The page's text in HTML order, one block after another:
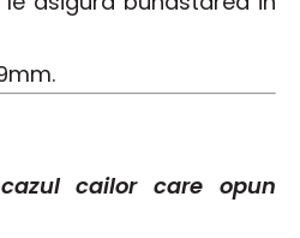
cailor care opun